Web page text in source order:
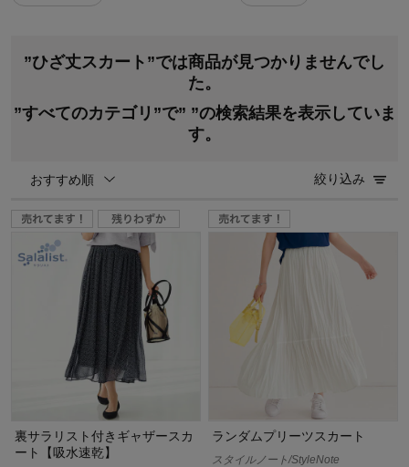
”ひざ丈スカート”では商品が見つかりませんでし
た。
”すべてのカテゴリ”で” ”の検索結果を表示していま
す。
おすすめ順 絞り込み
裏サラリスト付きギャザースカ
ート【吸水速乾】
ランダムプリーツスカート
スタイルノート/StyleNote